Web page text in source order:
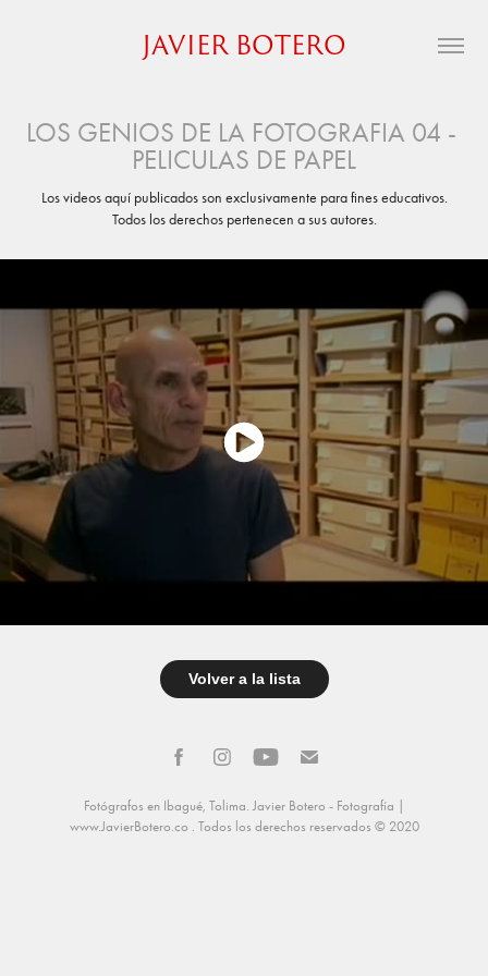
JAVIER BOTERO
LOS GENIOS DE LA FOTOGRAFIA 04 -
PELICULAS DE PAPEL
Los videos aquí publicados son exclusivamente para fines educativos.
Todos los derechos pertenecen a sus autores.
Volver a la lista
Fotógrafos en Ibagué, Tolima. Javier Botero - Fotografía |
www.JavierBotero.co . Todos los derechos reservados © 2020